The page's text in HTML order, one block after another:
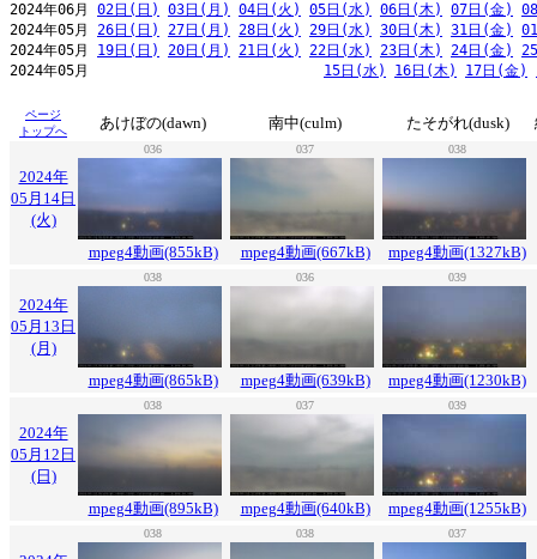
2024年06月 02日(日) 03日(月) 04日(火) 05日(水) 06日(木) 07日(金)
2024年05月 26日(日) 27日(月) 28日(火) 29日(水) 30日(木) 31日(金)
2024年05月 19日(日) 20日(月) 21日(火) 22日(水) 23日(木) 24日(金)
2024年05月 15日(水) 16日(木) 17日(金)
ページ
トップへ
あけぼの(dawn) 南中(culm) たそがれ(dusk)
036 037 038
2024年
05月14日
(火)
mpeg4動画(855kB)
mpeg4動画(667kB) mpeg4動画(1327kB)
038 036 039
2024年
05月13日
(月)
mpeg4動画(865kB)
mpeg4動画(639kB) mpeg4動画(1230kB)
038 037 039
2024年
05月12日
(日)
mpeg4動画(895kB)
mpeg4動画(640kB) mpeg4動画(1255kB)
038 038 037